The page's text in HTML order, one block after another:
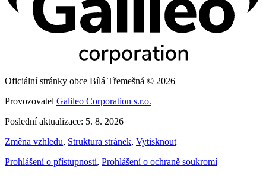
Oficiální stránky obce Bílá Třemešná © 2026
Provozovatel Galileo Corporation s.r.o.
Poslední aktualizace: 5. 8. 2026
Změna vzhledu, Struktura stránek, Vytisknout
Prohlášení o přístupnosti, Prohlášení o ochraně soukromí